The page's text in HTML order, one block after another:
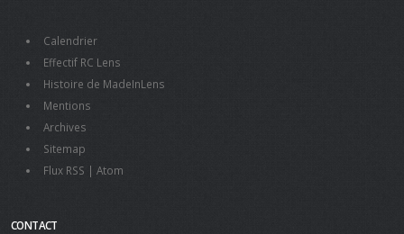
Calendrier
Effectif RC Lens
Histoire de MadeInLens
Mentions
Archives
Sitemap
Flux RSS | Atom
CONTACT